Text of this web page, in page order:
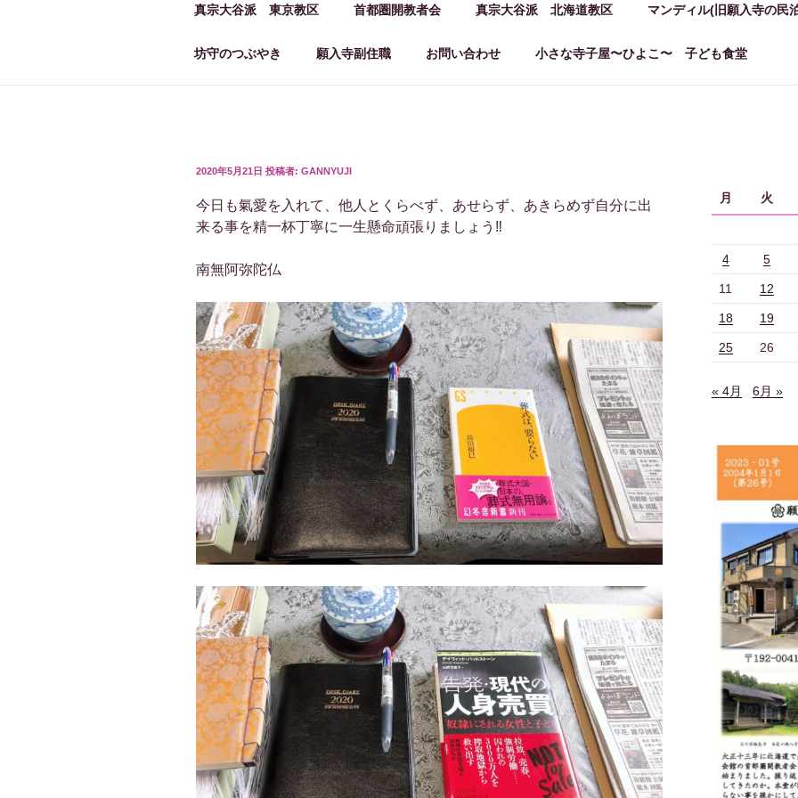
真宗大谷派 東京教区 首都圏開教者会 真宗大谷派 北海道教区 マンディル(旧願入寺の民
坊守のつぶやき 願入寺副住職 お問い合わせ 小さな寺子屋〜ひよこ〜 子ども食堂
投
日:
2020年5月21日 投稿者: GANNYUJI
今日も氣愛を入れて、他人とくらべず、あせらず、あきらめず自分に出
来る事を精一杯丁寧に一生懸命頑張りましょう‼︎
南無阿弥陀仏
月 火
4 5
11 12
18 19
25 26
« 4月 6月 »